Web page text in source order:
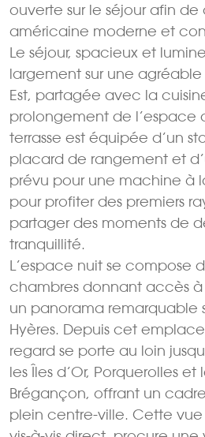
ouverte sur le séjour afin de
américaine moderne et
Le séjour, spacieux et
largement sur une agréable
Est, partagée avec la
prolongement de l’espace
terrasse est équipée d’un
placard de rangement et
prévu pour une machine à
pour profiter des premiers
partager des moments de
tranquillité.
L’espace nuit se compose
chambres donnant accès
un panorama remarquable
Hyères. Depuis cet
regard se porte au loin
les Îles d’Or, Porquerolles et
Brégançon, offrant un
plein centre-ville. Cette